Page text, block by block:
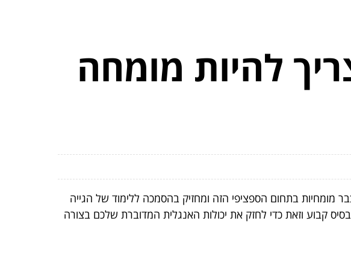
להיות מומחה
בתחום הספציפי הזה ומחזיק בהסמכה ללימוד של הגייה
קבוע וזאת כדי לחזק את יכולות האנגלית המדוברת שלכם בצורה